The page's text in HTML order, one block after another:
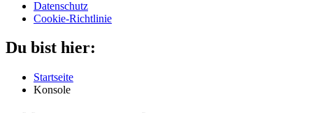
Datenschutz
Cookie-Richtlinie
Du bist hier:
Startseite
Konsole